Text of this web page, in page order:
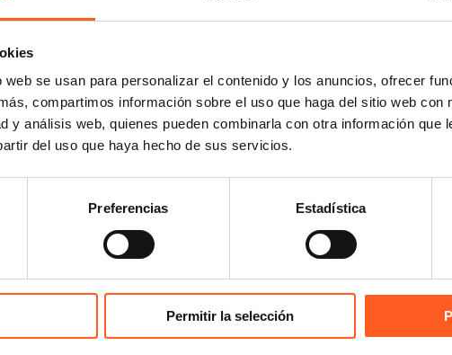
se usan para personalizar el contenido y los anuncios, ofrecer
compartimos información sobre el uso que haga del sitio web con
y análisis web, quienes pueden combinarla con otra información que
del uso que haya hecho de sus servicios.
Preferencias Estadística
Permitir la selección